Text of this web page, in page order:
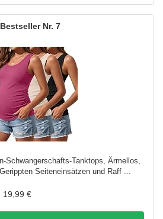
7
Schwangerschafts-Tanktops, Ärmellos,
Seiteneinsätzen und Raff ...
19,99 €